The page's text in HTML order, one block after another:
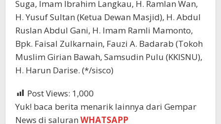
Suga, Imam Ibrahim Langkau, H. Ramlan Wan,
H. Yusuf Sultan (Ketua Dewan Masjid), H. Abdul
Ruslan Abdul Gani, H. Imam Ramli Mamonto,
Bpk. Faisal Zulkarnain, Fauzi A. Badarab (Tokoh
Muslim Girian Bawah, Samsudin Pulu (KKISNU),
H. Harun Darise. (*/sisco)
Post Views: 1,000
Yuk! baca berita menarik lainnya dari Gempar
News di saluran WHATSAPP